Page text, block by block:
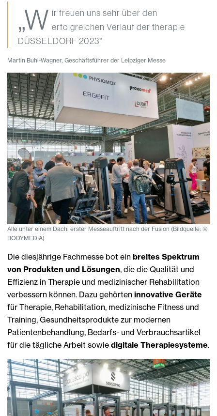
„W ir freuen uns sehr über den
erfolgreichen Verlauf der therapie
DÜSSELDORF 2023“
Martin Buhl-Wagner, Geschäftsführer der Leipziger Messe
Alle unter einem Dach: erster Messeauftritt nach der Fusion (Bildquelle: ©
BODYMEDIA)
Die diesjährige Fachmesse bot ein breites Spektrum
von Produkten und Lösungen, die die Qualität und
Effizienz in Therapie und medizinischer Rehabilitation
verbessern können. Dazu gehörten innovative Geräte
für Therapie, Rehabilitation, medizinische Fitness und
Training, Gesundheitsprodukte zur modernen
Patientenbehandlung, Bedarfs- und Verbrauchsartikel
für die tägliche Arbeit sowie digitale Therapiesysteme.